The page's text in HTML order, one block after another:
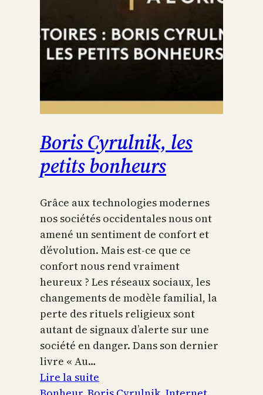
Boris Cyrulnik, les
petits bonheurs
Grâce aux technologies modernes
nos sociétés occidentales nous ont
amené un sentiment de confort et
d’évolution. Mais est-ce que ce
confort nous rend vraiment
heureux ? Les réseaux sociaux, les
changements de modèle familial, la
perte des rituels religieux sont
autant de signaux d’alerte sur une
société en danger. Dans son dernier
livre « Au…
Lire la suite